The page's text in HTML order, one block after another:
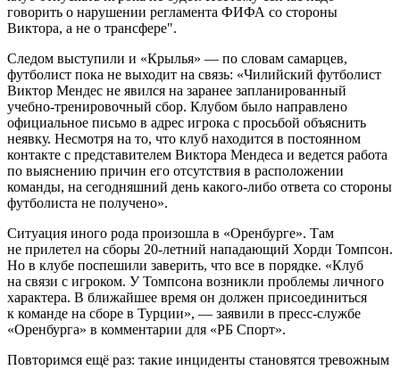
говорить о нарушении регламента ФИФА со стороны
Виктора, а не о трансфере".
Следом выступили и «Крылья» — по словам самарцев,
футболист пока не выходит на связь: «Чилийский футболист
Виктор Мендес не явился на заранее запланированный
учебно-тренировочный сбор. Клубом было направлено
официальное письмо в адрес игрока с просьбой объяснить
неявку. Несмотря на то, что клуб находится в постоянном
контакте с представителем Виктора Мендеса и ведется работа
по выяснению причин его отсутствия в расположении
команды, на сегодняшний день какого-либо ответа со стороны
футболиста не получено».
Ситуация иного рода произошла в «Оренбурге». Там
не прилетел на сборы 20-летний нападающий Хорди Томпсон.
Но в клубе поспешили заверить, что все в порядке. «Клуб
на связи с игроком. У Томпсона возникли проблемы личного
характера. В ближайшее время он должен присоединиться
к команде на сборе в Турции», — заявили в пресс-службе
«Оренбурга» в комментарии для «РБ Спорт».
Повторимся ещё раз: такие инциденты становятся тревожным